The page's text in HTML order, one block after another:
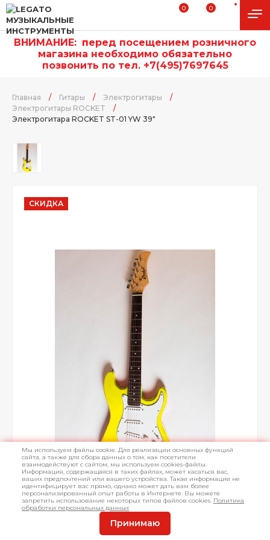
0 0
ВНИМАНИЕ: перед посещением розничного
магазина необходимо обязательно
позвонить по тел. +7(495)7697645
Главная / Гитары / Электрогитары
/
Электрогитары ROCKET
/
Электрогитара ROCKET ST-01 YW 39"
СКИДКА
Мы используем файлы cookie. Для реализации основных функций
сайта, а также для сбора данных о том, как посетители
взаимодействуют с сайтом, мы используем cookies-файлы.
Информация, содержащаяся в таких файлах, может касаться вас,
ваших предпочтений или вашего устройства. Такая информация не
идентифицирует вас прямо, однако может дать вам более
персонализированный опыт работы в Интернете. Вы можете
запретить использование некоторых типов файлов cookies. Политика
обработки персональных данных
Принимаю